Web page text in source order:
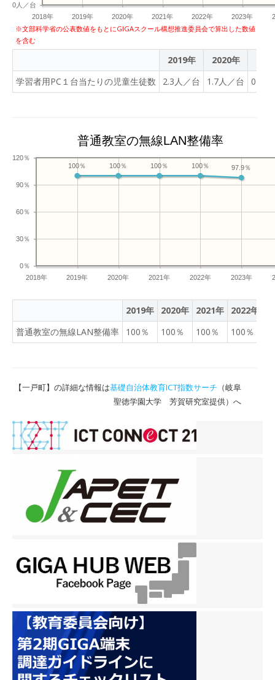
2018年 2019年 2020年 2021年 2022年 2023年
0人／台
※文部科学省の公表数値をもとにGIGAスクール構想推進委員会で算出した数値
を含む
2019年 2020年
学習者用PC１台当たりの児童生徒数
2.3人／台 1.7人／台 0.9人
普通教室の無線LAN整備率
2018年 2019年 2020年 2021年 2022年 2023年
0％
30％
60％
90％
120％
97.9％
100％
100％
100％
100％
2019年 2020年 2021年 2022年
普通教室の無線LAN整備率
100％ 100％ 100％ 100％
【一戸町】の詳細な情報は基礎自治体教育ICT指数サーチ （岐阜
聖徳学園大学 芳賀研究室提供）へ